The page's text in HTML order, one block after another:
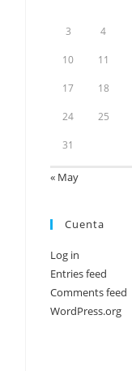
3 4
10 11
17 18
24 25
31
« May
Cuenta
Log in
Entries feed
Comments feed
WordPress.org